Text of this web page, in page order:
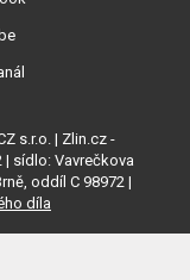
s.r.o. | Zlin.cz -
| sídlo: Vavrečkova
oddíl C 98972 |
díla